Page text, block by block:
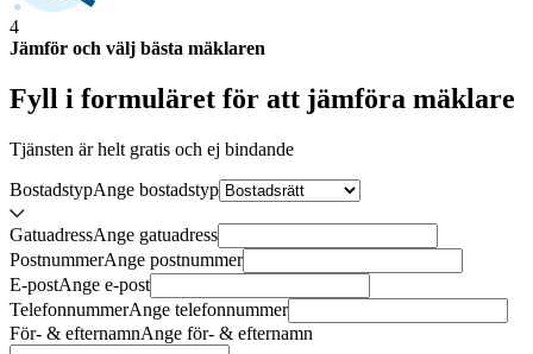
4
Jämför och välj bästa mäklaren
Fyll i formuläret för att jämföra mäklare
Tjänsten är helt gratis och ej bindande
BostadstypAnge bostadstyp
GatuadressAnge gatuadress
PostnummerAnge postnummer
E-postAnge e-post
TelefonnummerAnge telefonnummer
För- & efternamnAnge för- & efternamn